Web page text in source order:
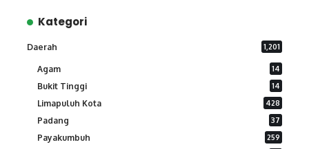
Kategori
Daerah 1,201
Agam 14
Bukit Tinggi 14
Limapuluh Kota 428
Padang 37
Payakumbuh 259